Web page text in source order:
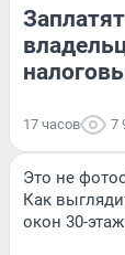
17 часов 7
Это не
Как
окон 30-